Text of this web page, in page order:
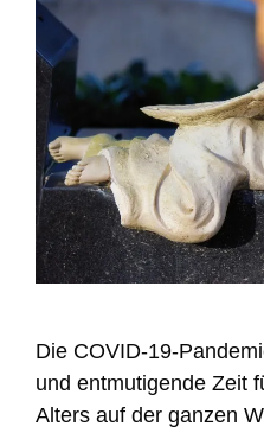
Die COVID-19-
und entmutigende Zeit
Alters auf der ganzen